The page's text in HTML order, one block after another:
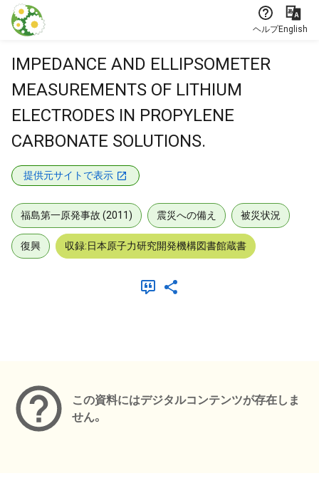
本文に飛ぶ
ヘルプEnglish
IMPEDANCE AND ELLIPSOMETER
MEASUREMENTS OF LITHIUM
ELECTRODES IN PROPYLENE
CARBONATE SOLUTIONS.
提供元サイトで表示
福島第一原発事故 (2011) 震災への備え 被災状況
復興 収録:日本原子力研究開発機構図書館蔵書
この資料にはデジタルコンテンツが存在しま
せん。